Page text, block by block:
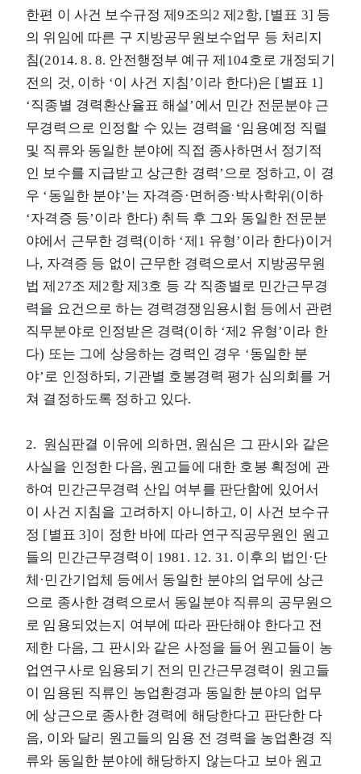
한편 이 사건 보수규정 제9조의2 제2항, [별표 3] 등
의 위임에 따른 구 지방공무원보수업무 등 처리지
침(2014. 8. 8. 안전행정부 예규 제104호로 개정되기
전의 것, 이하 ‘이 사건 지침’이라 한다)은 [별표 1]
‘직종별 경력환산율표 해설’에서 민간 전문분야 근
무경력으로 인정할 수 있는 경력을 ‘임용예정 직렬
및 직류와 동일한 분야에 직접 종사하면서 정기적
인 보수를 지급받고 상근한 경력’으로 정하고, 이 경
우 ‘동일한 분야’는 자격증·면허증·박사학위(이하
‘자격증 등’이라 한다) 취득 후 그와 동일한 전문분
야에서 근무한 경력(이하 ‘제1 유형’이라 한다)이거
나, 자격증 등 없이 근무한 경력으로서 지방공무원
법 제27조 제2항 제3호 등 각 직종별로 민간근무경
력을 요건으로 하는 경력경쟁임용시험 등에서 관련
직무분야로 인정받은 경력(이하 ‘제2 유형’이라 한
다) 또는 그에 상응하는 경력인 경우 ‘동일한 분
야’로 인정하되, 기관별 호봉경력 평가 심의회를 거
쳐 결정하도록 정하고 있다.
2. 원심판결 이유에 의하면, 원심은 그 판시와 같은
사실을 인정한 다음, 원고들에 대한 호봉 획정에 관
하여 민간근무경력 산입 여부를 판단함에 있어서
이 사건 지침을 고려하지 아니하고, 이 사건 보수규
정 [별표 3]이 정한 바에 따라 연구직공무원인 원고
들의 민간근무경력이 1981. 12. 31. 이후의 법인·단
체·민간기업체 등에서 동일한 분야의 업무에 상근
으로 종사한 경력으로서 동일분야 직류의 공무원으
로 임용되었는지 여부에 따라 판단해야 한다고 전
제한 다음, 그 판시와 같은 사정을 들어 원고들이 농
업연구사로 임용되기 전의 민간근무경력이 원고들
이 임용된 직류인 농업환경과 동일한 분야의 업무
에 상근으로 종사한 경력에 해당한다고 판단한 다
음, 이와 달리 원고들의 임용 전 경력을 농업환경 직
류와 동일한 분야에 해당하지 않는다고 보아 원고